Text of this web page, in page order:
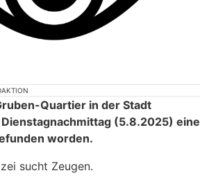
Quartier in der Stadt
(5.8.2025) eine
worden.
sucht Zeugen.